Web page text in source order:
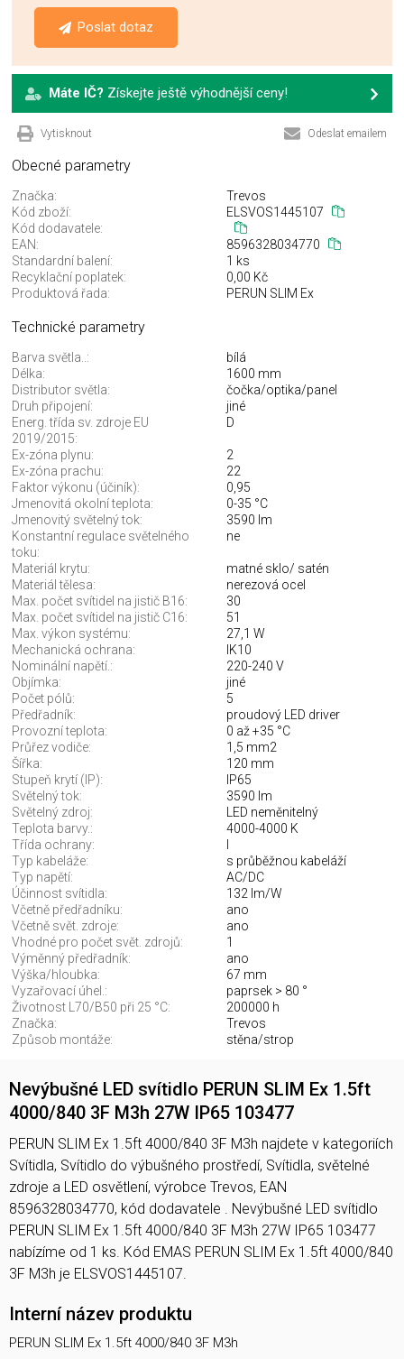
Poslat dotaz
Máte IČ? Získejte ještě výhodnější ceny!
Vytisknout Odeslat emailem
Obecné parametry
Značka:
Trevos
Kód zboží:
ELSVOS1445107
Kód dodavatele:
EAN:
8596328034770
Standardní balení:
1 ks
Recyklační poplatek:
0,00 Kč
Produktová řada:
PERUN SLIM Ex
Technické parametry
Barva světla..:
bílá
Délka:
1600 mm
Distributor světla:
čočka/optika/panel
Druh připojení:
jiné
Energ. třída sv. zdroje EU
2019/2015:
D
Ex-zóna plynu:
2
Ex-zóna prachu:
22
Faktor výkonu (účiník):
0,95
Jmenovitá okolní teplota:
0-35 °C
Jmenovitý světelný tok:
3590 lm
Konstantní regulace světelného
toku:
ne
Materiál krytu:
matné sklo/ satén
Materiál tělesa:
nerezová ocel
Max. počet svítidel na jistič B16:
30
Max. počet svítidel na jistič C16:
51
Max. výkon systému:
27,1 W
Mechanická ochrana:
IK10
Nominální napětí.:
220-240 V
Objímka:
jiné
Počet pólů:
5
Předřadník:
proudový LED driver
Provozní teplota:
0 až +35 °C
Průřez vodiče:
1,5 mm2
Šířka:
120 mm
Stupeň krytí (IP):
IP65
Světelný tok:
3590 lm
Světelný zdroj:
LED neměnitelný
Teplota barvy.:
4000-4000 K
Třída ochrany:
Typ kabeláže:
s průběžnou kabeláží
Typ napětí:
AC/DC
Účinnost svítidla:
132 lm/W
Včetně předřadníku:
ano
Včetně svět. zdroje:
ano
Vhodné pro počet svět. zdrojů:
1
Výměnný předřadník:
ano
Výška/hloubka:
67 mm
Vyzařovací úhel.:
paprsek > 80 °
Životnost L70/B50 při 25 °C:
200000 h
Značka:
Trevos
Způsob montáže:
stěna/strop
Nevýbušné LED svítidlo PERUN SLIM Ex 1.5ft
4000/840 3F M3h 27W IP65 103477
PERUN SLIM Ex 1.5ft 4000/840 3F M3h najdete v kategoriích
Svítidla, Svítidlo do výbušného prostředí, Svítidla, světelné
zdroje a LED osvětlení, výrobce Trevos, EAN
8596328034770, kód dodavatele . Nevýbušné LED svítidlo
PERUN SLIM Ex 1.5ft 4000/840 3F M3h 27W IP65 103477
nabízíme od 1 ks. Kód EMAS PERUN SLIM Ex 1.5ft 4000/840
3F M3h je ELSVOS1445107.
Interní název produktu
PERUN SLIM Ex 1.5ft 4000/840 3F M3h